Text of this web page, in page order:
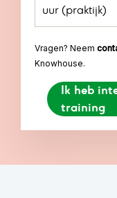
uur (praktijk)
Vragen? Neem
Knowhouse.
Ik heb
training